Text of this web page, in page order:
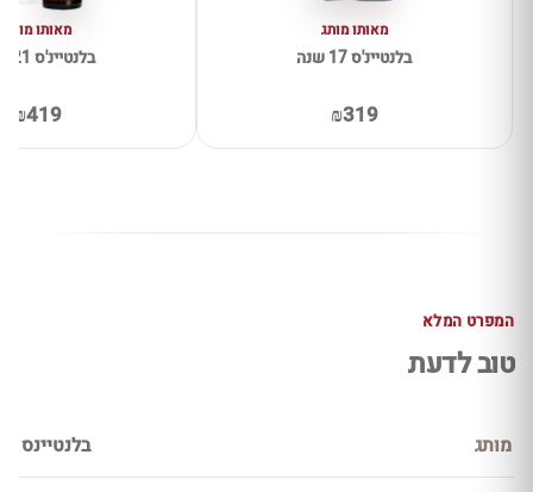
מאותו מותג
בלנטיינ'ס 17 שנה
₪319
מאותו מותג
בלנטיינ'ס 21 שנה
₪419
המפרט המלא
טוב לדעת
מותג בלנטיינס